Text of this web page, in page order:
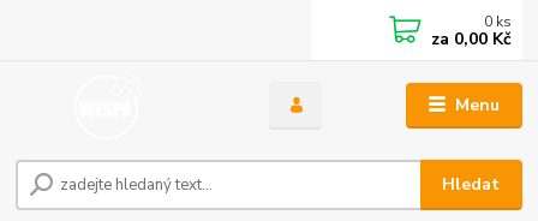
Menu
Hledat
0 ks
za 0,00 Kč